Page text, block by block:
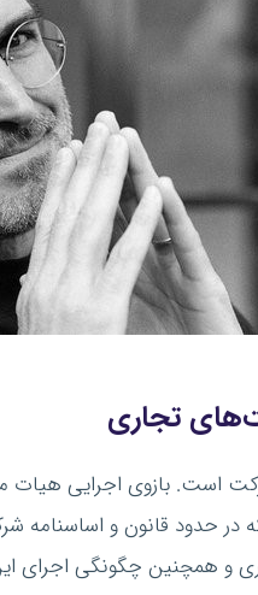
تجاری
بازوی اجرایی هیات
حدود قانون و اساسنامه
و همچنین چگونگی اجرای